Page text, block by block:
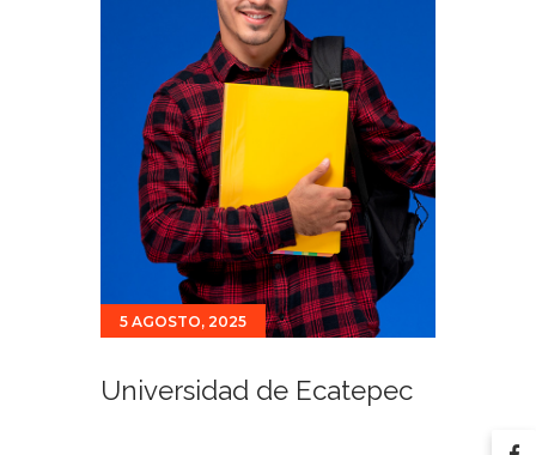
Contacto
5 AGOSTO, 2025
Universidad de Ecatepec